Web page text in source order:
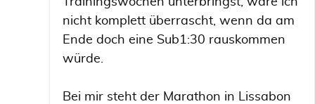
nicht komplett überrascht, wenn da am
Ende doch eine Sub1:30 rauskommen
würde.
Bei mir steht der Marathon in Lissabon